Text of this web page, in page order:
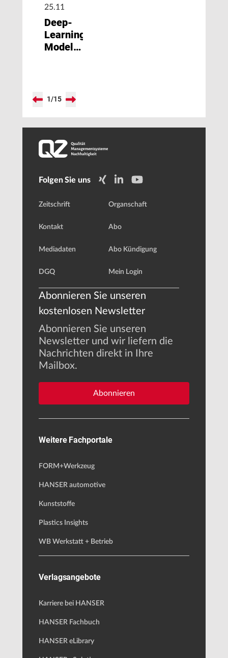
25.11
Deep-
Learning-
Modelle
1/15
Folgen Sie uns
Zeitschrift
Kontakt
Mediadaten
DGQ
Organschaft
Abo
Abo Kündigung
Mein Login
Abonnieren Sie unseren
kostenlosen Newsletter
Abonnieren Sie unseren
Newsletter und wir liefern die
Nachrichten direkt in Ihre
Mailbox.
Abonnieren
Weitere Fachportale
FORM+Werkzeug
HANSER automotive
Kunststoffe
Plastics Insights
WB Werkstatt + Betrieb
Verlagsangebote
Karriere bei HANSER
HANSER Fachbuch
HANSER eLibrary